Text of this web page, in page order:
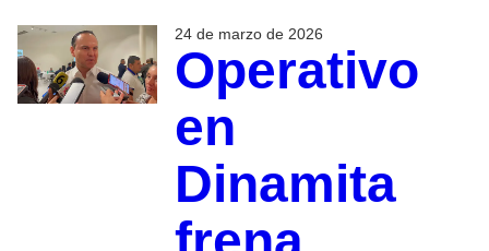
24 de marzo de 2026
Operativo
en
Dinamita